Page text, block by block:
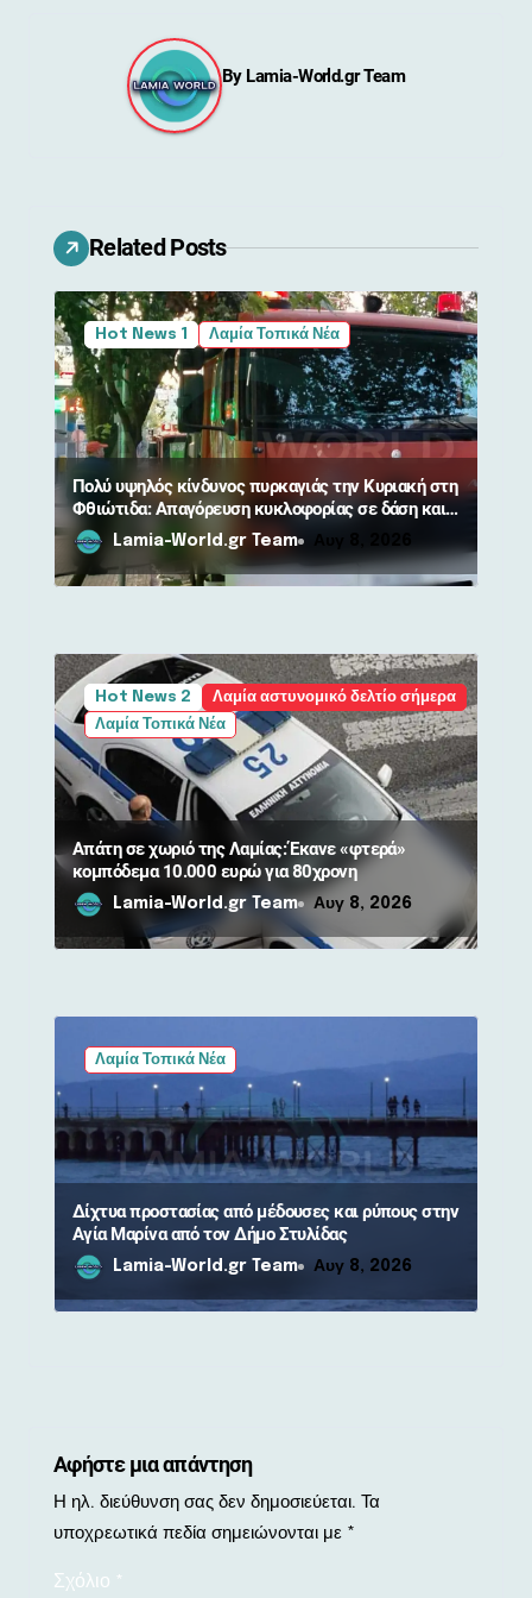
ά
ρ
θ
ρ
ω
ν
By Lamia-World.gr Team
Related Posts
Hot News 1 Λαμία Τοπικά Νέα
Πολύ υψηλός κίνδυνος πυρκαγιάς την Κυριακή στη
Φθιώτιδα: Απαγόρευση κυκλοφορίας σε δάση και
περιοχές NATURA
Lamia-World.gr Team Αυγ 8, 2026
Hot News 2
Λαμία αστυνομικό δελτίο σήμερα
Λαμία Τοπικά Νέα
Απάτη σε χωριό της Λαμίας: Έκανε «φτερά»
κομπόδεμα 10.000 ευρώ για 80χρονη
Lamia-World.gr Team Αυγ 8, 2026
Λαμία Τοπικά Νέα
Δίχτυα προστασίας από μέδουσες και ρύπους στην
Αγία Μαρίνα από τον Δήμο Στυλίδας
Lamia-World.gr Team Αυγ 8, 2026
Αφήστε μια απάντηση
Η ηλ. διεύθυνση σας δεν δημοσιεύεται. Τα
υποχρεωτικά πεδία σημειώνονται με *
Σχόλιο *